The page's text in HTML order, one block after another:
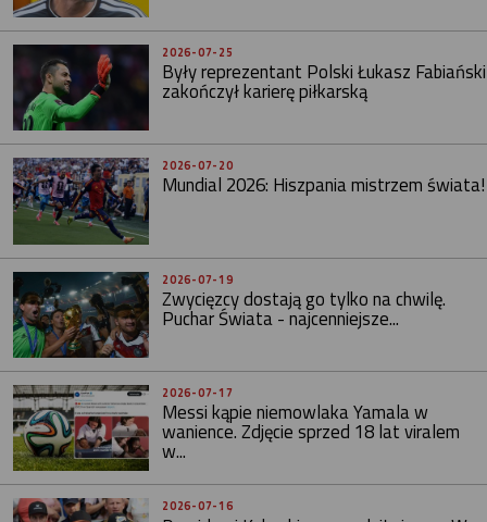
2026-07-25
Były reprezentant Polski Łukasz Fabiański
zakończył karierę piłkarską
2026-07-20
Mundial 2026: Hiszpania mistrzem świata!
2026-07-19
Zwycięzcy dostają go tylko na chwilę.
Puchar Świata - najcenniejsze...
2026-07-17
Messi kąpie niemowlaka Yamala w
wanience. Zdjęcie sprzed 18 lat viralem
w...
2026-07-16